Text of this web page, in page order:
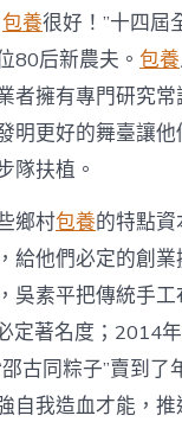
死
水
甜
心
寶
物
養
網
_
中
國
網〉
中
包養很好！”十四屆
80后新農夫。 包養
者擁有專門研究
明更好的舞臺讓
隊扶植。
鄉村包養的特點
給他們必定的創
吳素平把傳統手
定著名度；2014
古同粽子”賣到
自我造血才能，